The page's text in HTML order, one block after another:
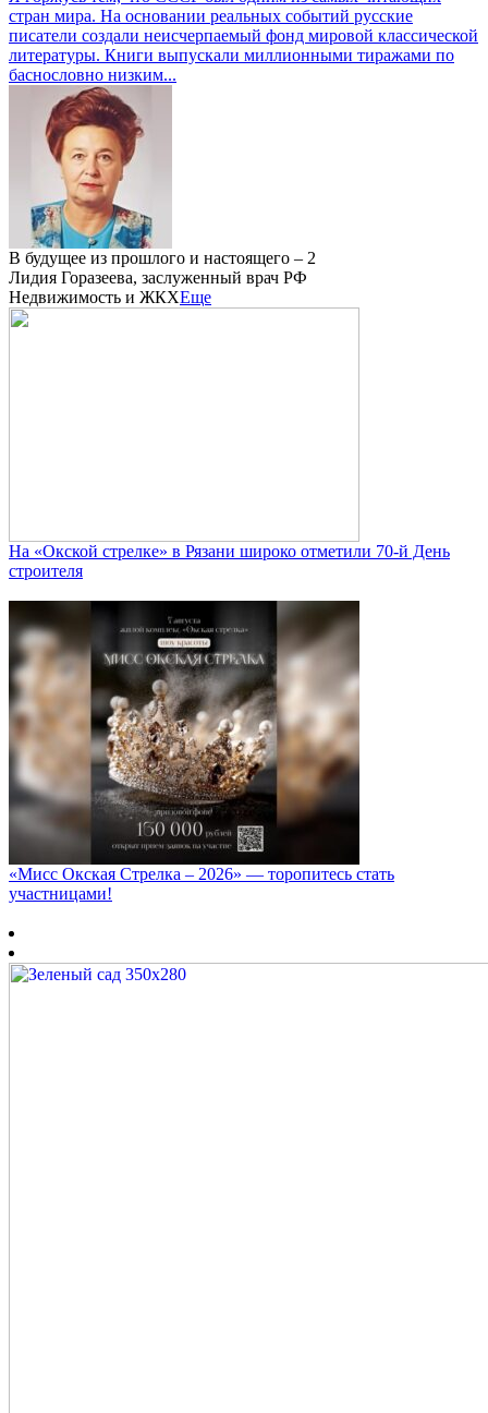
стран мира. На основании реальных событий русские
писатели создали неисчерпаемый фонд мировой классической
литературы. Книги выпускали миллионными тиражами по
баснословно низким...
В будущее из прошлого и настоящего – 2
Лидия Горазеева, заслуженный врач РФ
Недвижимость и ЖКХЕще
На «Окской стрелке» в Рязани широко отметили 70-й День
строителя
«Мисс Окская Стрелка – 2026» — торопитесь стать
участницами!